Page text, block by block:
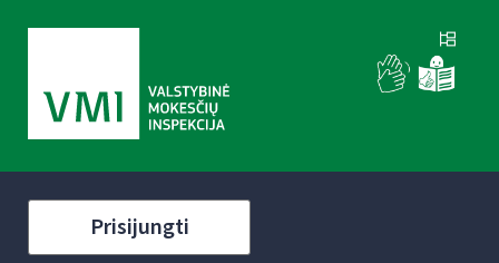
Prisijungti